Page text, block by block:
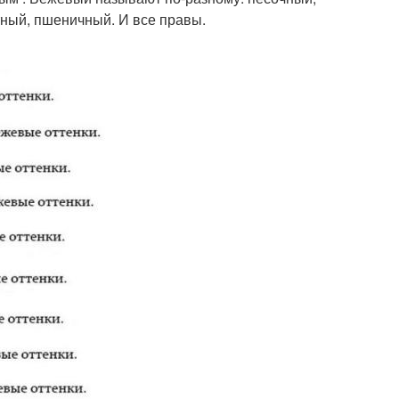
пшеничный. И все правы.